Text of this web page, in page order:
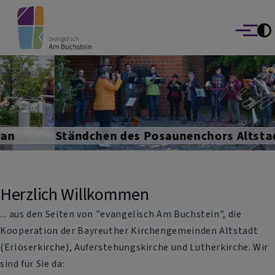
Direkt zum Inhalt
evangelisch Am Buchstein
Die Bayreuther Kirchengemeinden Altstadt |
Lutherkirche
Menü
Ständchen des Posaunenchors Altstadt bei der Konfirmation 2026
Previous Next
Herzlich Willkommen
... aus den Seiten von "evangelisch Am Buchstein", die
Kooperation der Bayreuther Kirchengemeinden Altstadt
(Erlöserkirche), Auferstehungskirche und Lutherkirche. Wir
sind für Sie da: